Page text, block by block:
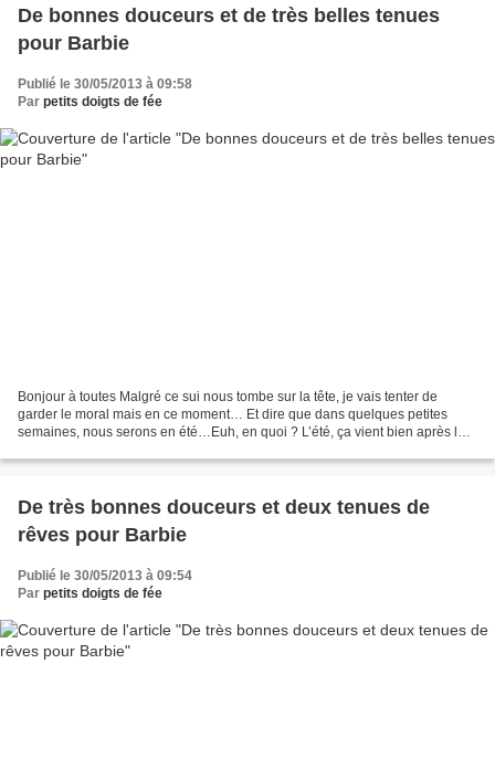
De bonnes douceurs et de très belles tenues
pour Barbie
Publié le 30/05/2013 à 09:58
Par petits doigts de fée
Bonjour à toutes Malgré ce sui nous tombe sur la tête, je vais tenter de
garder le moral mais en ce moment… Et dire que dans quelques petites
semaines, nous serons en été…Euh, en quoi ? L’été, ça vient bien après le
De très bonnes douceurs et deux tenues de
rêves pour Barbie
Publié le 30/05/2013 à 09:54
Par petits doigts de fée